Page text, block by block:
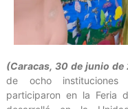
(Caracas, 30 de junio
de ocho instituciones
participaron en la Feria